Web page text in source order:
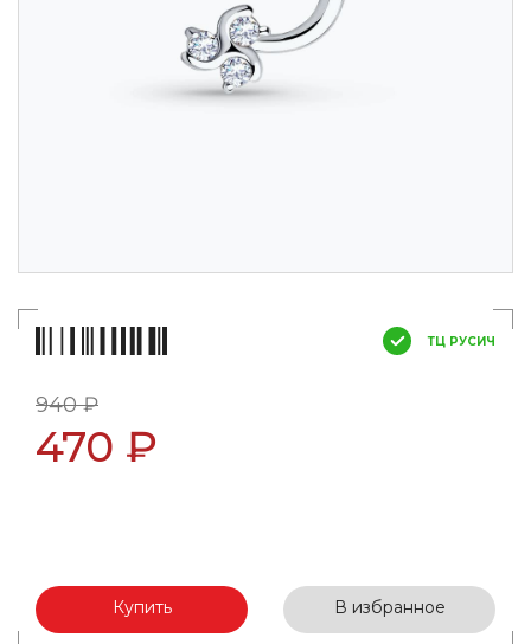
ТЦ РУСИЧ
940 ₽
470 ₽
Купить В избранное